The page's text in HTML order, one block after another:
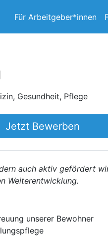
Für Arbeitgeber*innen
Gesundheit, Pflege
Jetzt Bewerben
auch aktiv gefördert
Weiterentwicklung.
unserer Bewohner